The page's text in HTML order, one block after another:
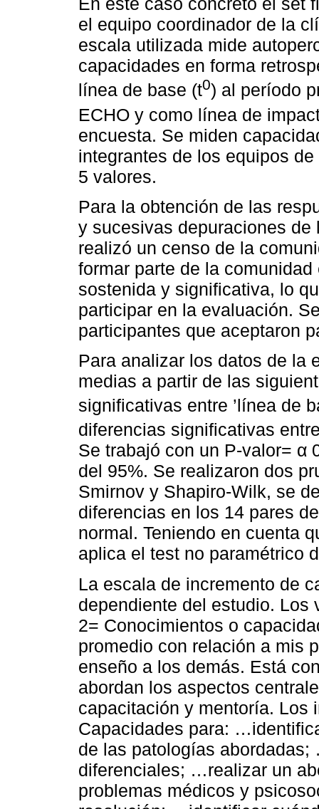
el equipo coordinador de la
escala utilizada mide
capacidades en forma
línea de base (t0) al período
ECHO y como línea de
encuesta. Se miden
integrantes de los equipos
5 valores.
Para la obtención de las
y sucesivas depuraciones
realizó un censo de la
formar parte de la
sostenida y significativa, lo
participar en la evaluación.
participantes que aceptaron
Para analizar los datos de la
medias a partir de las
significativas entre ’línea de
diferencias significativas
Se trabajó con un P-valor= α
del 95%. Se realizaron dos
Smirnov y Shapiro-Wilk, se
diferencias en los 14 pares
normal. Teniendo en cuenta
aplica el test no paramétrico
La escala de incremento de
dependiente del estudio. Los
2= Conocimientos o
promedio con relación a mis
enseño a los demás. Está
abordan los aspectos
capacitación y mentoría. Los
Capacidades para:
de las patologías
diferenciales; …realizar un
problemas médicos y